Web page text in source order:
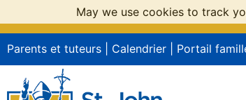
Parents et tuteurs Calendrier Portail
May we use cookies to track